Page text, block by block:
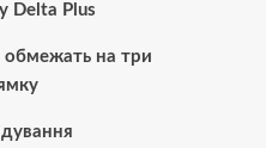
Delta Plus
обмежать на три